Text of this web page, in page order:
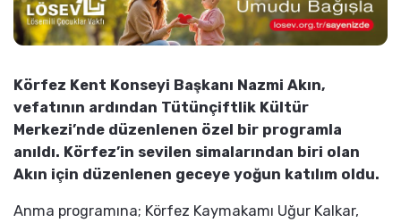
Körfez Kent Konseyi Başkanı Nazmi Akın,
vefatının ardından Tütünçiftlik Kültür
Merkezi’nde düzenlenen özel bir programla
anıldı. Körfez’in sevilen simalarından biri olan
Akın için düzenlenen geceye yoğun katılım oldu.
Anma programına; Körfez Kaymakamı Uğur Kalkar,